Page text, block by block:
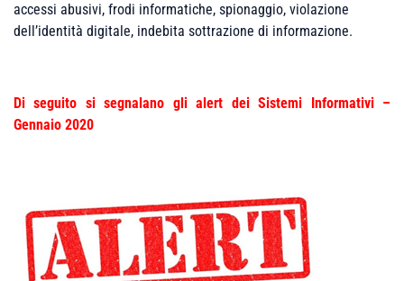
accessi abusivi, frodi informatiche, spionaggio, violazione
dell’identità digitale, indebita sottrazione di informazione.
Di seguito si segnalano gli alert dei Sistemi Informativi –
Gennaio 2020